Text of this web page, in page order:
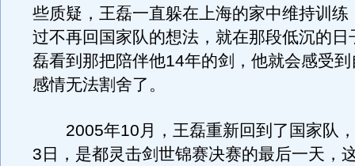
些质疑，王磊一直躲在上海的家中维持训练
过不再回国家队的想法，就在那段低沉的日
磊看到那把陪伴他14年的剑，他就会感受
感情无法割舍了。
2005年10月，王磊重新回到了国家队
3日，是都灵击剑世锦赛决赛的最后一天，